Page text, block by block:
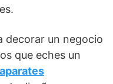
decorar un negocio
que eches un